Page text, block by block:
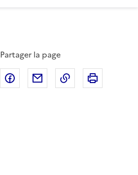
Partager la page
Partager sur Facebook
Partager par email
Copier dans le